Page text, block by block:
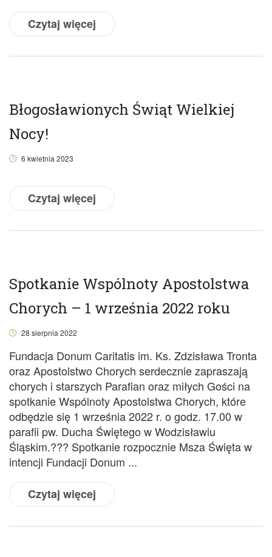
Czytaj więcej
Błogosławionych Świąt Wielkiej
Nocy!
6 kwietnia 2023
Czytaj więcej
Spotkanie Wspólnoty Apostolstwa
Chorych – 1 września 2022 roku
28 sierpnia 2022
Fundacja Donum Caritatis im. Ks. Zdzisława Tronta
oraz Apostolstwo Chorych serdecznie zapraszają
chorych i starszych Parafian oraz miłych Gości na
spotkanie Wspólnoty Apostolstwa Chorych, które
odbędzie się 1 września 2022 r. o godz. 17.00 w
parafii pw. Ducha Świętego w Wodzisławiu
Śląskim.??? Spotkanie rozpocznie Msza Święta w
intencji Fundacji Donum ...
Czytaj więcej